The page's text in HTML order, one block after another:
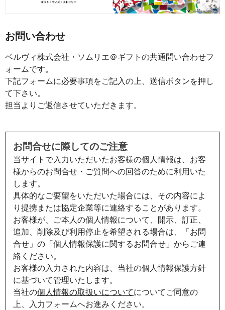
お問い合わせ
ベルヴィ株式会社・ソムリエ＠ギフトの共通問い合わせフ
ォームです。
下記フォームに必要事項をご記入の上、送信ボタンを押し
て下さい。
担当よりご返信させていただきます。
お問合せに際してのご注意
当サイトで入力いただいたお客様の個人情報は、お客
様からのお問合せ・ご質問への回答のために利用いた
します。
具体的なご要望をいただいた場合には、その内容によ
り提携または協定企業等に連絡することがあります。
お客様が、ご本人の個人情報について、開示、訂正、
追加、削除及び利用停止を希望される場合は、「お問
合せ」の「個人情報保護に関するお問合せ」からご連
絡ください。
お客様の入力された内容は、当社の個人情報保護方針
に基づいて管理いたします。
当社の個人情報の取扱いについてについてご同意の
上、入力フォームへお進みください。